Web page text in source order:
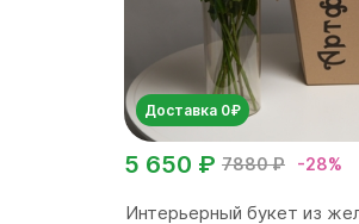
Доставка 0₽
7880 ₽ -28%
5 650 ₽
Интерьерный букет из